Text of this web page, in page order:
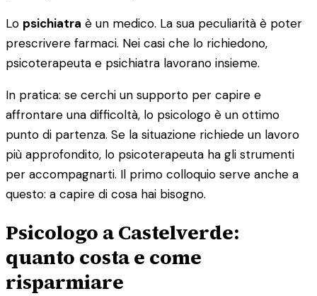
Lo psichiatra è un medico. La sua peculiarità è poter
prescrivere farmaci. Nei casi che lo richiedono,
psicoterapeuta e psichiatra lavorano insieme.
In pratica: se cerchi un supporto per capire e
affrontare una difficoltà, lo psicologo è un ottimo
punto di partenza. Se la situazione richiede un lavoro
più approfondito, lo psicoterapeuta ha gli strumenti
per accompagnarti. Il primo colloquio serve anche a
questo: a capire di cosa hai bisogno.
Psicologo a Castelverde:
quanto costa e come
risparmiare